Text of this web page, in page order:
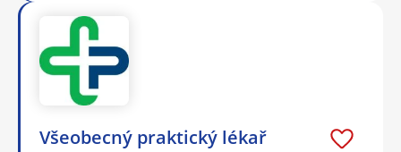
Všeobecný praktický lékař